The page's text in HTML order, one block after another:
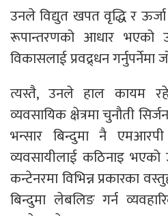
उनले विद्युत खपत वृद्धि र
रूपान्तरणको आधार भएको
विकासलाई प्रवद्र्धन गर्नुपर्नेमा
त्यस्तै, उनले हाल कायम
व्यवसायिक क्षेत्रमा चुनौती
भन्सार बिन्दुमा नै
व्यवसायीलाई कठिनाइ
कन्टेनरमा विभिन्न प्रकारका
बिन्दुमा लेबलिङ गर्न